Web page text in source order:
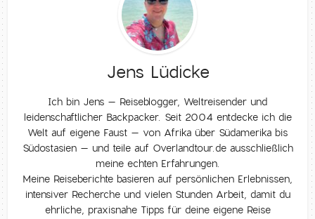
Jens Lüdicke
Ich bin Jens – Reiseblogger, Weltreisender und
leidenschaftlicher Backpacker. Seit 2004 entdecke ich die
Welt auf eigene Faust – von Afrika über Südamerika bis
Südostasien – und teile auf Overlandtour.de ausschließlich
meine echten Erfahrungen.
Meine Reiseberichte basieren auf persönlichen Erlebnissen,
intensiver Recherche und vielen Stunden Arbeit, damit du
ehrliche, praxisnahe Tipps für deine eigene Reise